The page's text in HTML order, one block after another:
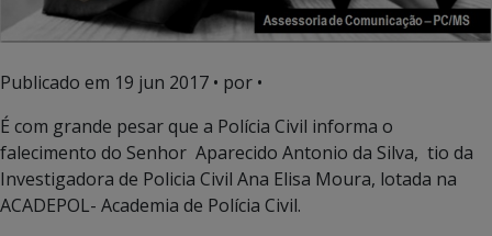
Publicado em 19 jun 2017 • por •
É com grande pesar que a Polícia Civil informa o
falecimento do Senhor Aparecido Antonio da Silva, tio da
Investigadora de Policia Civil Ana Elisa Moura, lotada na
ACADEPOL- Academia de Polícia Civil.